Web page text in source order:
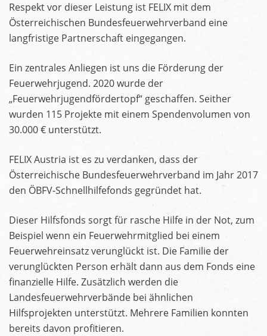
Respekt vor dieser Leistung ist FELIX mit dem
Österreichischen Bundesfeuerwehrverband eine
langfristige Partnerschaft eingegangen.
Ein zentrales Anliegen ist uns die Förderung der
Feuerwehrjugend. 2020 wurde der
„Feuerwehrjugendfördertopf“ geschaffen. Seither
wurden 115 Projekte mit einem Spendenvolumen von
30.000 € unterstützt.
FELIX Austria ist es zu verdanken, dass der
Österreichische Bundesfeuerwehrverband im Jahr 2017
den ÖBFV-Schnellhilfefonds gegründet hat.
Dieser Hilfsfonds sorgt für rasche Hilfe in der Not, zum
Beispiel wenn ein Feuerwehrmitglied bei einem
Feuerwehreinsatz verunglückt ist. Die Familie der
verunglückten Person erhält dann aus dem Fonds eine
finanzielle Hilfe. Zusätzlich werden die
Landesfeuerwehrverbände bei ähnlichen
Hilfsprojekten unterstützt. Mehrere Familien konnten
bereits davon profitieren.